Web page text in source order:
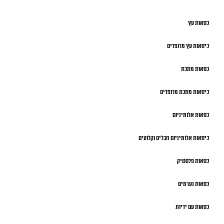
כסאות עץ
כיסאות עץ מרופדים
כסאות מתכת
כיסאות מתכת מרופדים
כסאות אלומיניום
כיסאות אלומיניום חבלים וקלועים
כסאות פלסטיק
כסאות נערמים
כסאות עם ידיות